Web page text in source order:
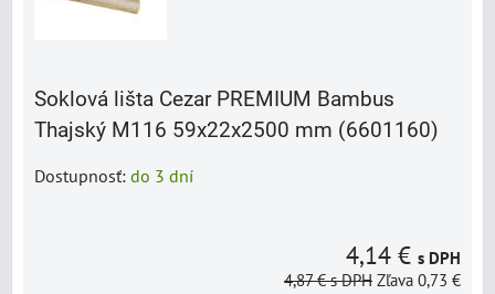
Soklová lišta Cezar PREMIUM Bambus
Thajský M116 59x22x2500 mm (6601160)
Dostupnosť: do 3 dní
4,14 € s DPH
4,87 €s DPH Zľava 0,73 €